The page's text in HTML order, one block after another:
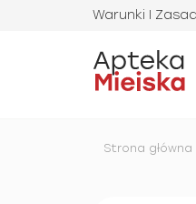
Warunki I
Strona główna